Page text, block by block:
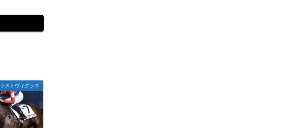
ラストヴィグラス